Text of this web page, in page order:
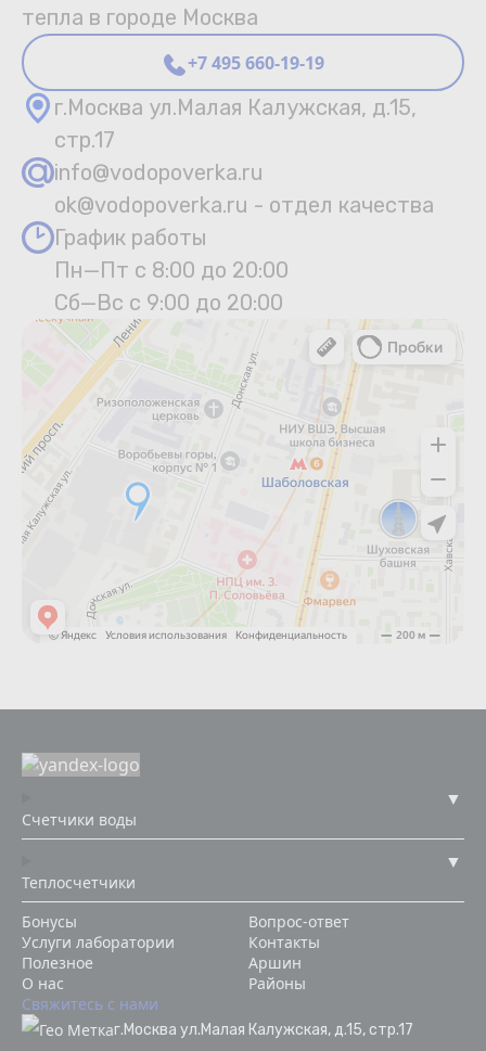
тепла в городе Москва
+7 495 660-19-19
г.Москва ул.Малая Калужская, д.15,
стр.17
info@vodopoverka.ru
ok@vodopoverka.ru - отдел качества
График работы
Пн—Пт с 8:00 до 20:00
Сб—Вс с 9:00 до 20:00
Счетчики воды
Теплосчетчики
Бонусы
Услуги лаборатории
Полезное
О нас
Вопрос-ответ
Контакты
Аршин
Районы
Свяжитесь с нами
г.Москва ул.Малая Калужская, д.15, стр.17